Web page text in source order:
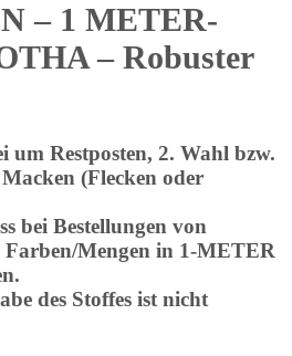
– 1 METER-
– Robuster
um Restposten, 2. Wahl bzw.
(Flecken oder
bei Bestellungen von
Farben/Mengen in 1-METER
des Stoffes ist nicht